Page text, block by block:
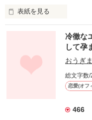
表紙を見る
幼なじみの哲平に淡い
しかし、ある出来事を
関係修復もできないま
引っ越すことになり、
それから約十二年後。
冷徹な
して孕
おうぎ
総文字数
恋愛(オフ
466